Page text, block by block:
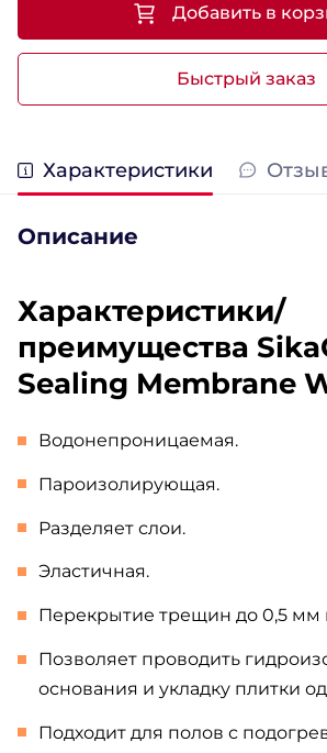
Быстрый заказ
Добавить в
Характеристики
Описание
Характеристики/
преимущества
Sealing Membrane
Водонепроницаемая.
Пароизолирующая.
Разделяет слои.
Эластичная.
Перекрытие трещин до 0,5 мм
Позволяет проводить
основания и укладку плитки
Подходит для полов с